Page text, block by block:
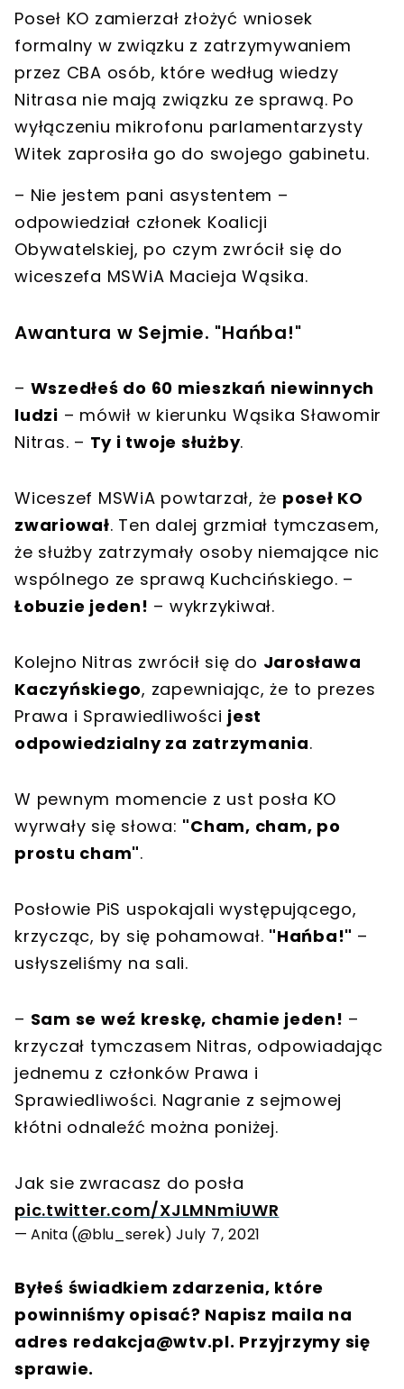
Poseł KO zamierzał złożyć wniosek
formalny w związku z zatrzymywaniem
przez CBA osób, które według wiedzy
Nitrasa nie mają związku ze sprawą. Po
wyłączeniu mikrofonu parlamentarzysty
Witek zaprosiła go do swojego gabinetu.
– Nie jestem pani asystentem –
odpowiedział członek Koalicji
Obywatelskiej, po czym zwrócił się do
wiceszefa MSWiA Macieja Wąsika.
Awantura w Sejmie. "Hańba!"
– Wszedłeś do 60 mieszkań niewinnych
ludzi – mówił w kierunku Wąsika Sławomir
Nitras. – Ty i twoje służby.
Wiceszef MSWiA powtarzał, że poseł KO
zwariował. Ten dalej grzmiał tymczasem,
że służby zatrzymały osoby niemające nic
wspólnego ze sprawą Kuchcińskiego. –
Łobuzie jeden! – wykrzykiwał.
Kolejno Nitras zwrócił się do Jarosława
Kaczyńskiego, zapewniając, że to prezes
Prawa i Sprawiedliwości jest
odpowiedzialny za zatrzymania.
W pewnym momencie z ust posła KO
wyrwały się słowa: "Cham, cham, po
prostu cham".
Posłowie PiS uspokajali występującego,
krzycząc, by się pohamował. "Hańba!" –
usłyszeliśmy na sali.
– Sam se weź kreskę, chamie jeden! –
krzyczał tymczasem Nitras, odpowiadając
jednemu z członków Prawa i
Sprawiedliwości. Nagranie z sejmowej
kłótni odnaleźć można poniżej.
Jak sie zwracasz do posła
pic.twitter.com/XJLMNmiUWR
— Anita (@blu_serek) July 7, 2021
Byłeś świadkiem zdarzenia, które
powinniśmy opisać? Napisz maila na
adres redakcja@wtv.pl. Przyjrzymy się
sprawie.